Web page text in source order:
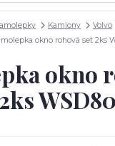
Kamiony Volvo
okno rohová set 2ks
okno
2ks